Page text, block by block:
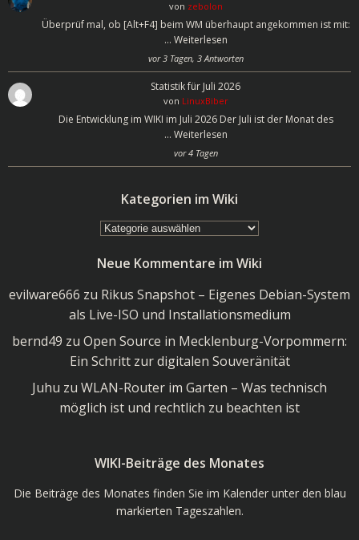
von zebolon
Überprüf mal, ob [Alt+F4] beim WM überhaupt angekommen ist mit:
… Weiterlesen
vor 3 Tagen, 3 Antworten
Statistik für Juli 2026
von LinuxBiber
Die Entwicklung im WIKI im Juli 2026 Der Juli ist der Monat des
… Weiterlesen
vor 4 Tagen
Kategorien im Wiki
Kategorien
Wiki
Neue Kommentare im Wiki
evilware666 zu Rikus Snapshot – Eigenes Debian-System
als Live-ISO und Installationsmedium
bernd49 zu Open Source in Mecklenburg-Vorpommern:
Ein Schritt zur digitalen Souveränität
Juhu zu WLAN-Router im Garten – Was technisch
möglich ist und rechtlich zu beachten ist
WIKI-Beiträge des Monates
Die Beiträge des Monates finden Sie im Kalender unter den blau
markierten Tageszahlen.